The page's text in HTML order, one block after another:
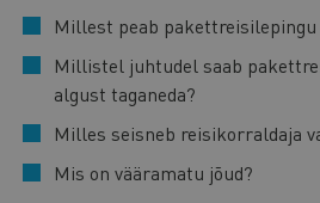
Millest peab
Millistel juhtudel saab
algust taganeda?
Milles seisneb reisikorraldaja
Mis on vääramatu jõud?